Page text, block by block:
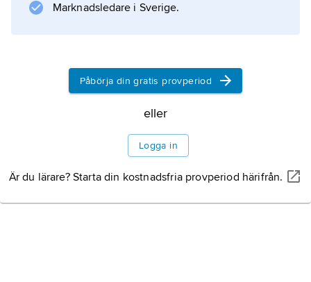
Marknadsledare i Sverige.
Påbörja din gratis provperiod
eller
Logga in
Är du lärare? Starta din kostnadsfria provperiod härifrån.